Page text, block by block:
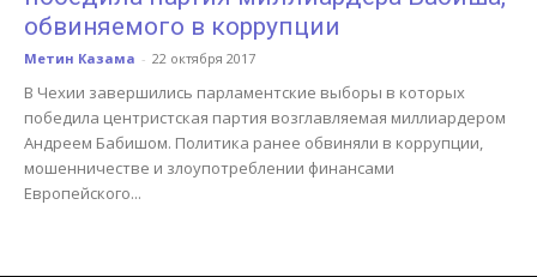
обвиняемого в коррупции
Метин Казама - 22 октября 2017
В Чехии завершились парламентские выборы в которых
победила центристская партия возглавляемая миллиардером
Андреем Бабишом. Политика ранее обвиняли в коррупции,
мошенничестве и злоупотреблении финансами
Европейского...